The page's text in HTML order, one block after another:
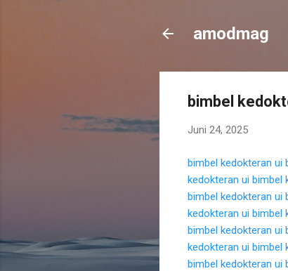
amodmag
bimbel
Juni 24, 2025
bimbel kedokteran ui
kedokteran ui bimbel
bimbel kedokteran ui
kedokteran ui bimbel
bimbel kedokteran ui
kedokteran ui bimbel
bimbel kedokteran ui